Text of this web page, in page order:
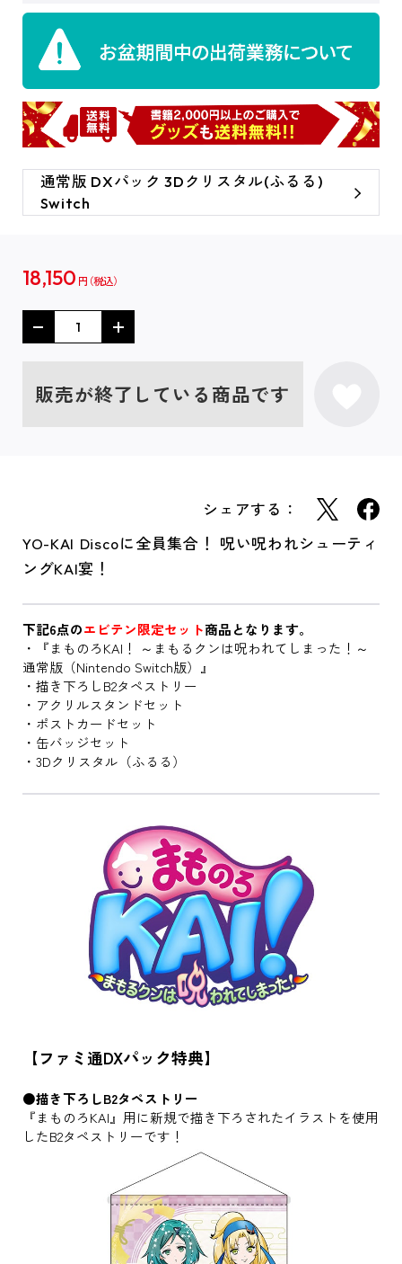
通常版 DXパック 3Dクリスタル(ふるる)
Switch
18,150 円
販売が終了している商品です
シェアする：
YO-KAI Discoに全員集合！ 呪い呪われシューティ
ングKAI宴！
下記6点のエビテン限定セット商品となります。
・『まものろKAI！ ～まもるクンは呪われてしまった！～
通常版（Nintendo Switch版）』
・描き下ろしB2タペストリー
・アクリルスタンドセット
・ポストカードセット
・缶バッジセット
・3Dクリスタル（ふるる）
【ファミ通DXパック特典】
●描き下ろしB2タペストリー
『まものろKAI』用に新規で描き下ろされたイラストを使用
したB2タペストリーです！